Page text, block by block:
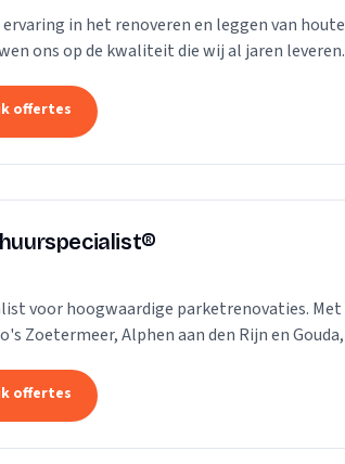
in het renoveren en leggen van
ons op de kwaliteit die wij al jaren
offertes
voor hoogwaardige parketrenovaties. Met
Zoetermeer, Alphen aan den Rijn en Gouda,
offertes